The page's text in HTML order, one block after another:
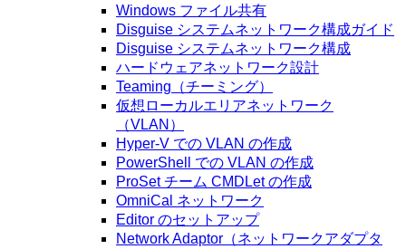
Windows ファイル共有
Disguise システムネットワーク構成ガイド
Disguise システムネットワーク構成
ハードウェアネットワーク設計
Teaming（チーミング）
仮想ローカルエリアネットワーク
（VLAN）
Hyper-V での VLAN の作成
PowerShell での VLAN の作成
ProSet チーム CMDLet の作成
OmniCal ネットワーク
Editor のセットアップ
Network Adaptor（ネットワークアダプタ